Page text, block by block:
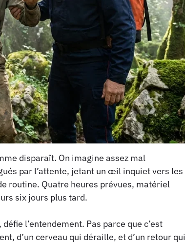
disparaît. On imagine assez mal
par l’attente, jetant un œil inquiet vers les
routine. Quatre heures prévues, matériel
six jours plus tard.
l’entendement. Pas parce que c’est
d’un cerveau qui déraille, et d’un retour qui